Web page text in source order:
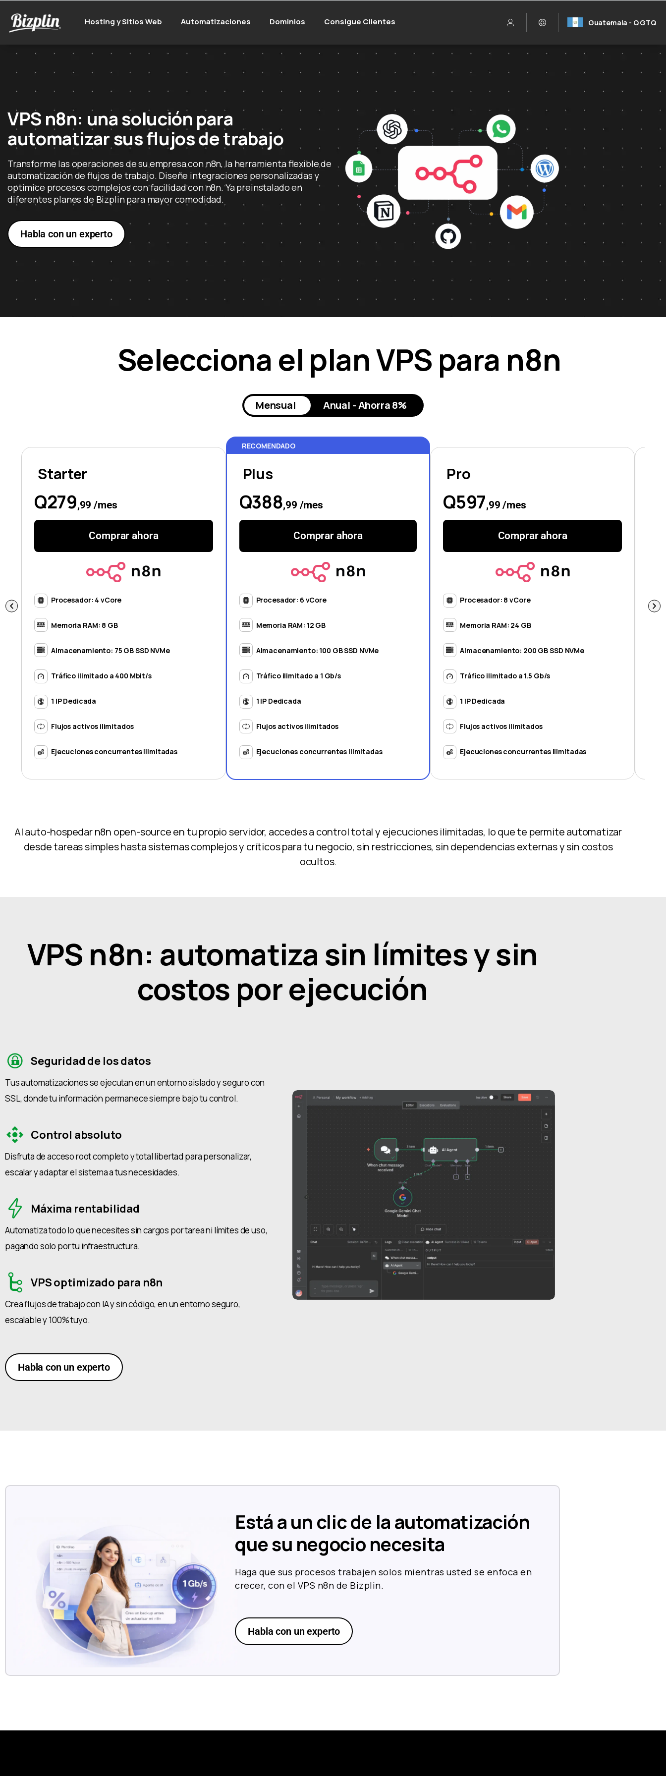
Hosting y Sitios Web Automatizaciones Dominios Consigue Clientes Guatemala - Q GTQ
VPS n8n: una solución para
automatizar sus flujos de trabajo
Transforme las operaciones de su empresa con n8n, la herramienta flexible de
automatización de flujos de trabajo. Diseñe integraciones personalizadas y
optimice procesos complejos con facilidad con n8n. Ya preinstalado en
diferentes planes de Bizplin para mayor comodidad.
Habla con un experto
Selecciona el plan VPS para n8n
Mensual Anual - Ahorra 8%
Starter
Q279,99 /mes
Comprar ahora
Procesador: 4 vCore
Memoria RAM: 8 GB
Almacenamiento: 75 GB SSD NVMe
Tráfico ilimitado a 400 Mbit/s
1 IP Dedicada
Flujos activos ilimitados
Ejecuciones concurrentes ilimitadas
Plus
Q388,99 /mes
Comprar ahora
Procesador: 6 vCore
Memoria RAM: 12 GB
Almacenamiento: 100 GB SSD NVMe
Tráfico ilimitado a 1 Gb/s
1 IP Dedicada
Flujos activos ilimitados
Ejecuciones concurrentes ilimitadas
RECOMENDADO
Pro
Q597,99 /mes
Comprar ahora
Procesador: 8 vCore
Memoria RAM: 24 GB
Almacenamiento: 200 GB SSD NVMe
Tráfico ilimitado a 1.5 Gb/s
1 IP Dedicada
Flujos activos ilimitados
Ejecuciones concurrentes ilimitadas
Al auto-hospedar n8n open-source en tu propio servidor, accedes a control total y ejecuciones ilimitadas, lo que te permite automatizar
desde tareas simples hasta sistemas complejos y críticos para tu negocio, sin restricciones, sin dependencias externas y sin costos
ocultos.
VPS n8n: automatiza sin límites y sin
costos por ejecución
Seguridad de los datos
Tus automatizaciones se ejecutan en un entorno aislado y seguro con
SSL, donde tu información permanece siempre bajo tu control.
Control absoluto
Disfruta de acceso root completo y total libertad para personalizar,
escalar y adaptar el sistema a tus necesidades.
Máxima rentabilidad
Automatiza todo lo que necesites sin cargos por tarea ni límites de uso,
pagando solo por tu infraestructura.
VPS optimizado para n8n
Crea flujos de trabajo con IA y sin código, en un entorno seguro,
escalable y 100% tuyo.
Habla con un experto
Está a un clic de la automatización
que su negocio necesita
Haga que sus procesos trabajen solos mientras usted se enfoca en
crecer, con el VPS n8n de Bizplin.
Habla con un experto